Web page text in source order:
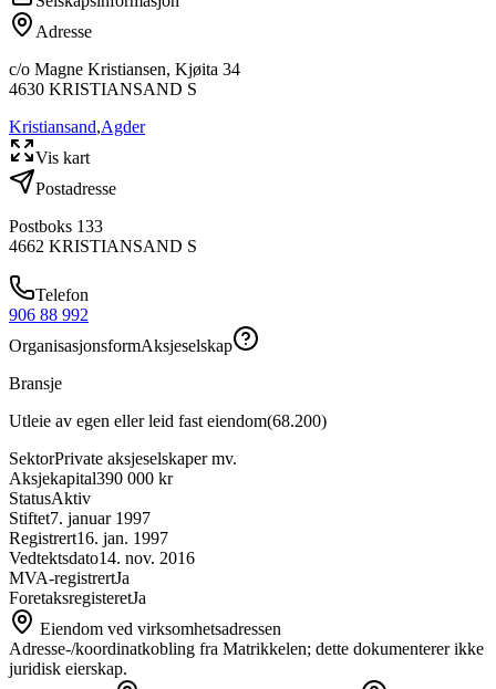
Adresse
c/o Magne Kristiansen, Kjøita 34
4630 KRISTIANSAND S
Kristiansand,Agder
Vis kart
Postadresse
Postboks 133
4662 KRISTIANSAND S
Telefon
906 88 992
OrganisasjonsformAksjeselskap
Bransje
Utleie av egen eller leid fast eiendom(68.200)
SektorPrivate aksjeselskaper mv.
Aksjekapital390 000 kr
StatusAktiv
Stiftet7. januar 1997
Registrert16. jan. 1997
Vedtektsdato14. nov. 2016
MVA-registrertJa
ForetaksregisteretJa
Eiendom ved virksomhetsadressen
Adresse-/koordinatkobling fra Matrikkelen; dette dokumenterer ikke
juridisk eierskap.